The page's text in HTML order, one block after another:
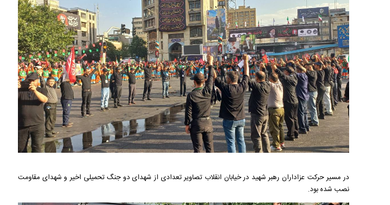
در مسیر حرکت عزاداران رهبر شهید در خیابان انقلاب تصاویر تعدادی از شهدای دو جنگ تحمیلی اخیر و شهدای مقاومت
نصب شده بود.